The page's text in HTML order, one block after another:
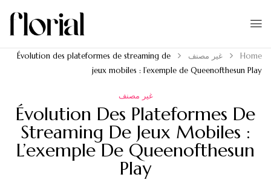
Home غير مصنف
Évolution des plateformes de streaming de
jeux mobiles : l’exemple de Queenofthesun Play
غير مصنف
Évolution Des Plateformes De
Streaming De Jeux Mobiles :
L’exemple De Queenofthesun
Play